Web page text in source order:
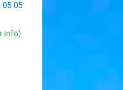
05 05
info)